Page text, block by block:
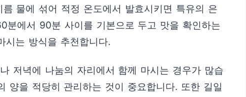
물에 섞어 적정 온도에서 발효시키면 특유의 은
분에서 90분 사이를 기본으로 두고 맛을 확인하는
시는 방식을 추천합니다.
저녁에 나눔의 자리에서 함께 마시는 경우가 많습
양을 적당히 관리하는 것이 중요합니다. 또한 길일